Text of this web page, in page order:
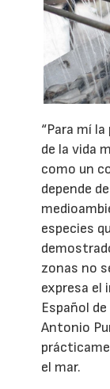
“Para mí
de la vida
como un
depende
especies
zonas no
expresa
Español
Antonio
el mar.